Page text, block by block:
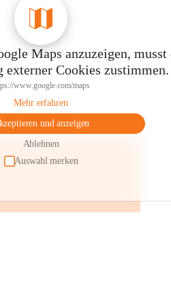
Maps anzuzeigen, musst
externer Cookies zustimmen.
www.google.com/maps
Mehr erfahren
und anzeigen
Ablehnen
Auswahl merken